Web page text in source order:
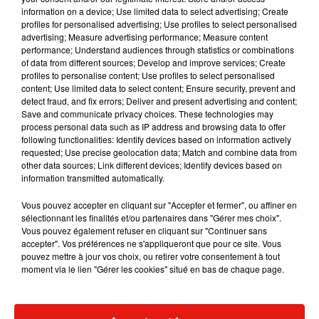
Musique
3 août 2026
Fred again.. et Latin Mafia dévoilent enfin
leur mixtape créée en...
31 juillet 2026
Swedish House Mafia et Lykke Li
dévoilent « Happiness Is So Sad »
information on a device; Use limited data to select advertising; Create
profiles for personalised advertising; Use profiles to select personalised
advertising; Measure advertising performance; Measure content
performance; Understand audiences through statistics or combinations
of data from different sources; Develop and improve services; Create
profiles to personalise content; Use profiles to select personalised
content; Use limited data to select content; Ensure security, prevent and
detect fraud, and fix errors; Deliver and present advertising and content;
Save and communicate privacy choices. These technologies may
process personal data such as IP address and browsing data to offer
following functionalities: Identify devices based on information actively
requested; Use precise geolocation data; Match and combine data from
other data sources; Link different devices; Identify devices based on
information transmitted automatically.
Vous pouvez accepter en cliquant sur "Accepter et fermer", ou affiner en
sélectionnant les finalités et/ou partenaires dans "Gérer mes choix".
Vous pouvez également refuser en cliquant sur "Continuer sans
accepter". Vos préférences ne s'appliqueront que pour ce site. Vous
pouvez mettre à jour vos choix, ou retirer votre consentement à tout
moment via le lien "Gérer les cookies" situé en bas de chaque page.